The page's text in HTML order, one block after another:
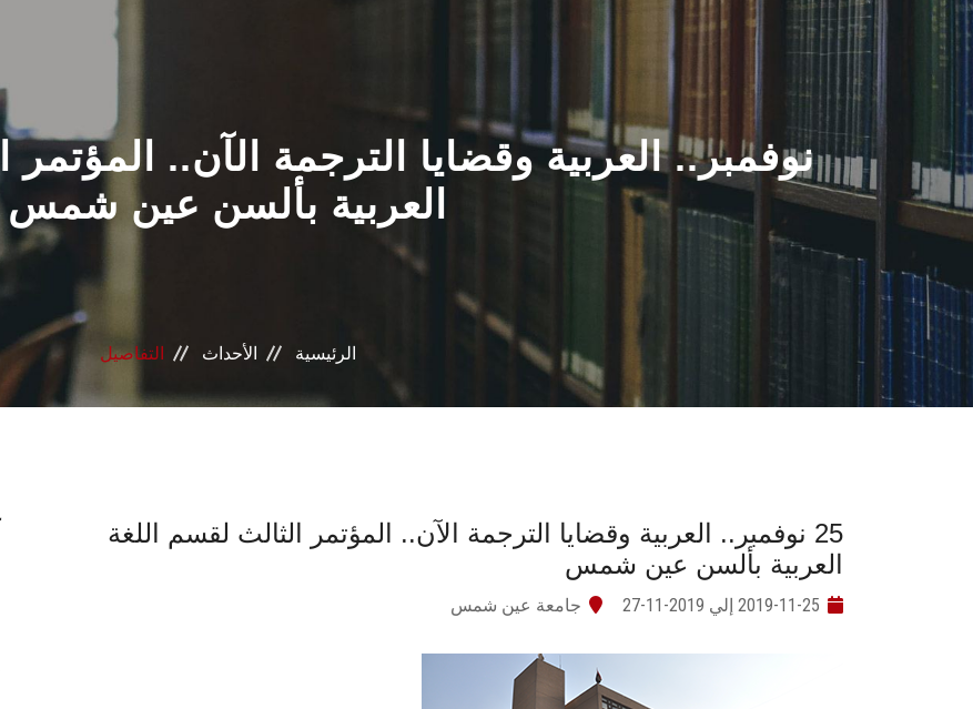
العربية بألسن عين شمس
الرئيسية الأحداث التفاصيل
25 نوفمبر.. العربية وقضايا الترجمة الآن.. المؤتمر الثالث لقسم اللغة
العربية بألسن عين شمس
2019-11-25 إلي 2019-11-27 جامعة عين شمس